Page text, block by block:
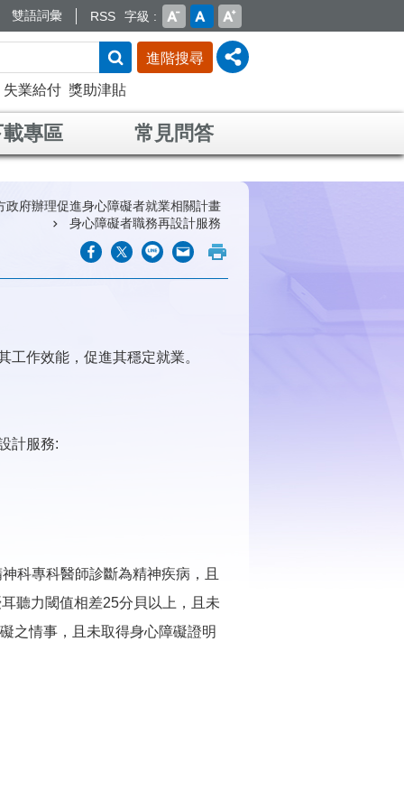
雙語詞彙 RSS 字級
進階搜尋
失業給付 獎助津貼
專區 常見問答
政府辦理促進身心障礙者就業相關計畫
身心障礙者職務再設計服務
作效能，促進其穩定就業。
計服務:
科專科醫師診斷為精神疾病，且
聽力閾值相差25分貝以上，且未
之情事，且未取得身心障礙證明